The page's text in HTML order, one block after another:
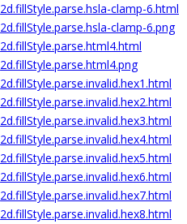
2d.fillStyle.parse.hsla-clamp-6.html
2d.fillStyle.parse.hsla-clamp-6.png
2d.fillStyle.parse.html4.html
2d.fillStyle.parse.html4.png
2d.fillStyle.parse.invalid.hex1.html
2d.fillStyle.parse.invalid.hex2.html
2d.fillStyle.parse.invalid.hex3.html
2d.fillStyle.parse.invalid.hex4.html
2d.fillStyle.parse.invalid.hex5.html
2d.fillStyle.parse.invalid.hex6.html
2d.fillStyle.parse.invalid.hex7.html
2d.fillStyle.parse.invalid.hex8.html